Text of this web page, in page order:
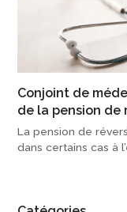
Conjoint de
de la pension de
La pension de
dans certains cas à